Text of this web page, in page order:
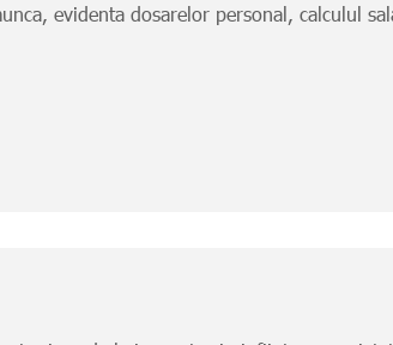
evidenta dosarelor personal, calculul